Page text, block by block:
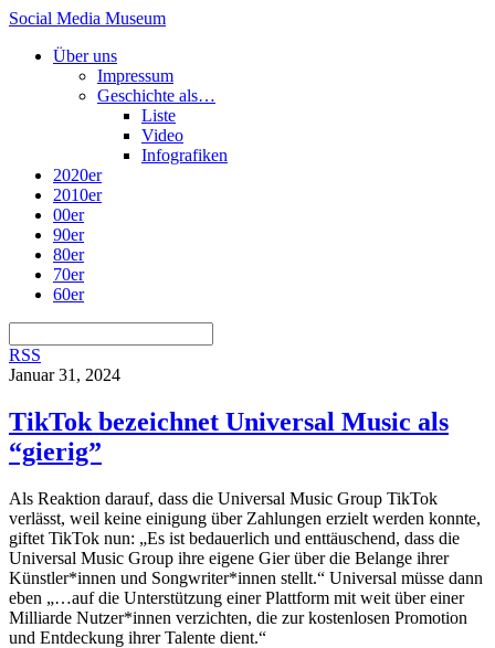
Social Media Museum
Über uns
Impressum
Geschichte als…
Liste
Video
Infografiken
2020er
2010er
00er
90er
80er
70er
60er
RSS
Januar 31, 2024
TikTok bezeichnet Universal Music als
“gierig”
Als Reaktion darauf, dass die Universal Music Group TikTok
verlässt, weil keine einigung über Zahlungen erzielt werden konnte,
giftet TikTok nun: „Es ist bedauerlich und enttäuschend, dass die
Universal Music Group ihre eigene Gier über die Belange ihrer
Künstler*innen und Songwriter*innen stellt.“ Universal müsse dann
eben „…auf die Unterstützung einer Plattform mit weit über einer
Milliarde Nutzer*innen verzichten, die zur kostenlosen Promotion
und Entdeckung ihrer Talente dient.“